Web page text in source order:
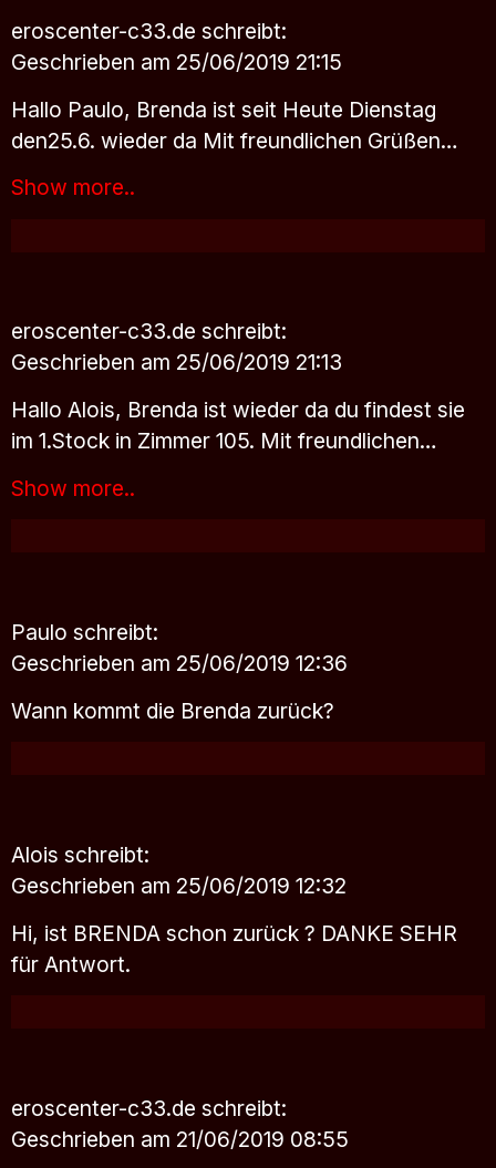
eroscenter-c33.de schreibt:
Geschrieben am 25/06/2019 21:15
Hallo Paulo, Brenda ist seit Heute Dienstag
den25.6. wieder da Mit freundlichen Grüßen…
Show more..
eroscenter-c33.de schreibt:
Geschrieben am 25/06/2019 21:13
Hallo Alois, Brenda ist wieder da du findest sie
im 1.Stock in Zimmer 105. Mit freundlichen…
Show more..
Paulo schreibt:
Geschrieben am 25/06/2019 12:36
Wann kommt die Brenda zurück?
Alois schreibt:
Geschrieben am 25/06/2019 12:32
Hi, ist BRENDA schon zurück ? DANKE SEHR
für Antwort.
eroscenter-c33.de schreibt:
Geschrieben am 21/06/2019 08:55